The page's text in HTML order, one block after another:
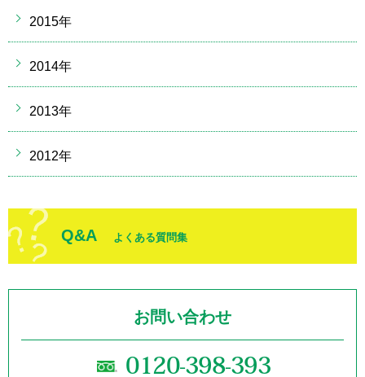
2015年
2014年
2013年
2012年
Q&A よくある質問集
お問い合わせ
0120-398-393